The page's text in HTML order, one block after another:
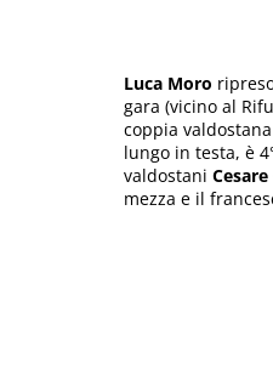
Luca Moro
gara (vicino al
coppia
lungo in testa, è
valdostani
mezza e il